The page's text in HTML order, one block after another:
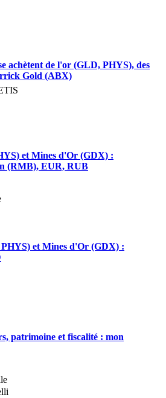
achètent de l'or (GLD, PHYS), des
Gold (ABX)
et Mines d'Or (GDX) :
(RMB), EUR, RUB
et Mines d'Or (GDX) :
patrimoine et fiscalité : mon